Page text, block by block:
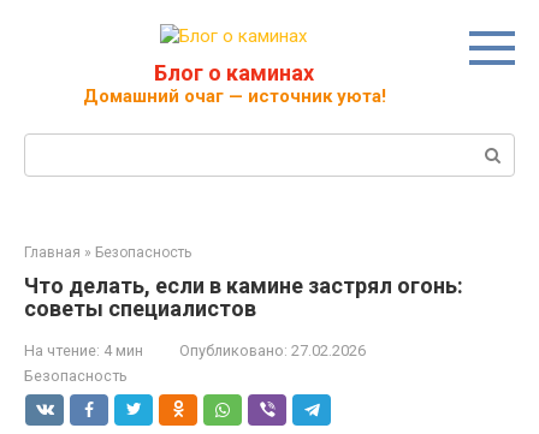
Блог о каминах
Домашний очаг — источник уюта!
Главная » Безопасность
Что делать, если в камине застрял огонь:
советы специалистов
На чтение: 4 мин Опубликовано: 27.02.2026
Безопасность